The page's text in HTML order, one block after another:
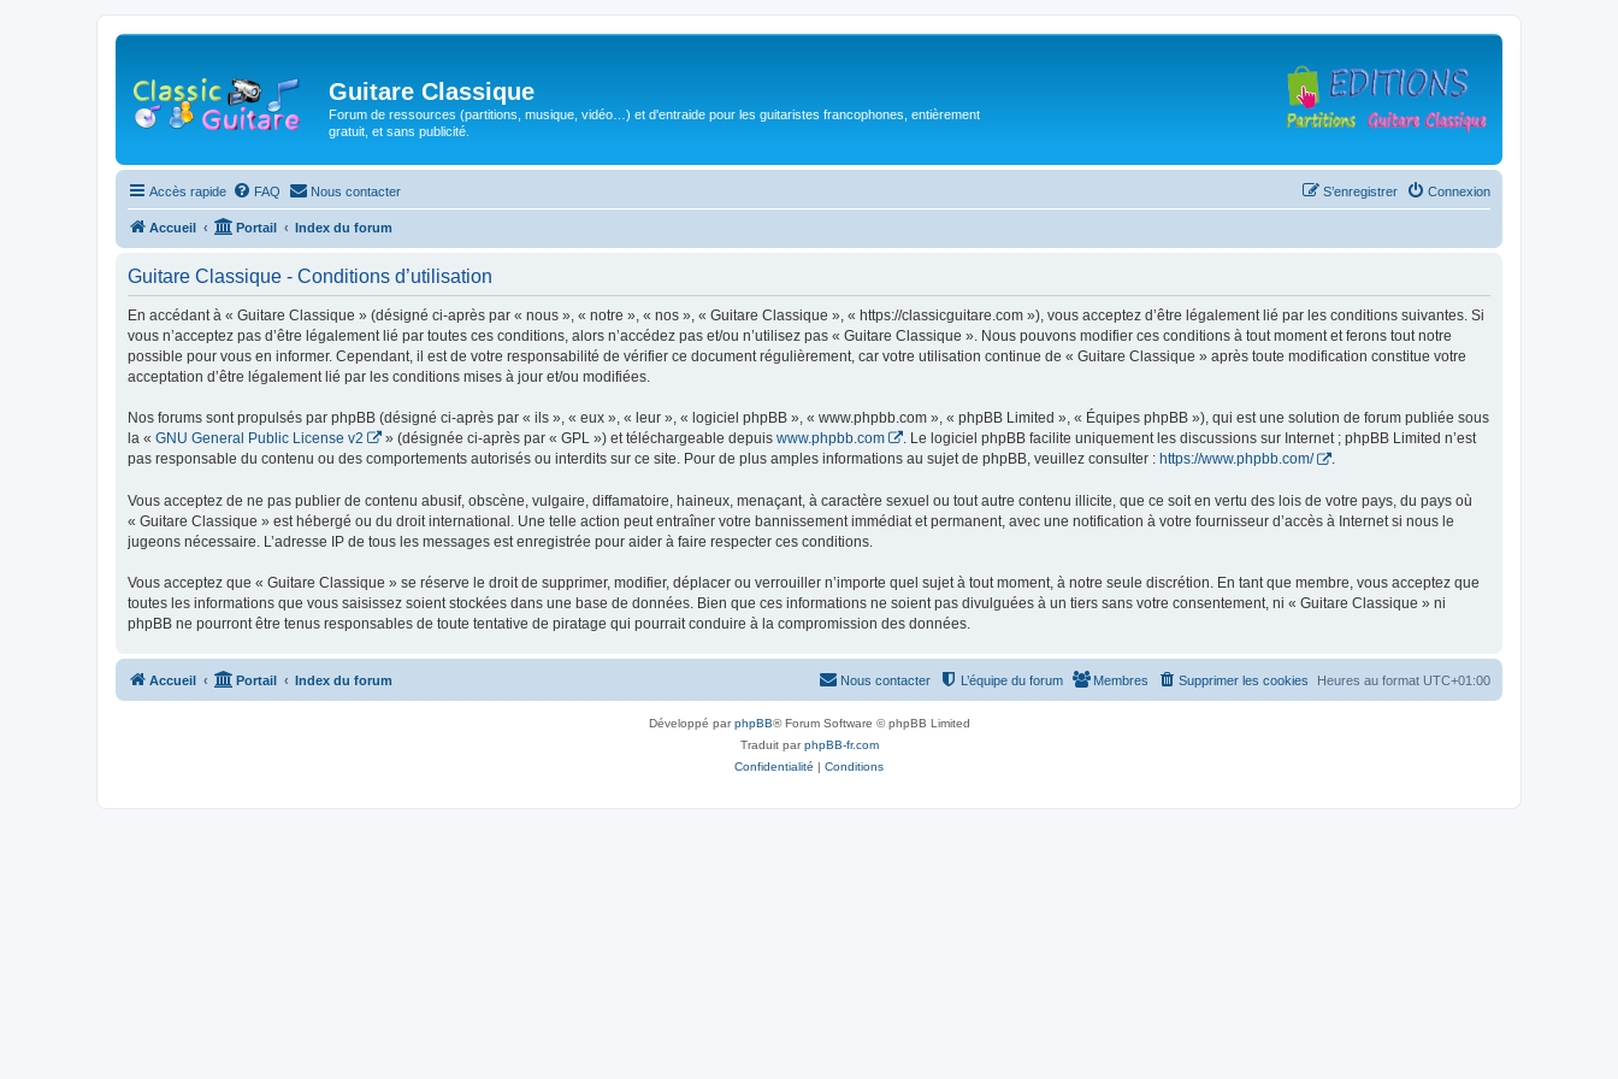
Guitare Classique
Forum de ressources (partitions, musique, vidéo…) et d'entraide pour les guitaristes francophones, entièrement
gratuit, et sans publicité.
Accès rapide FAQ Nous contacter Connexion
S’enregistrer
Accueil Portail Index du forum
Guitare Classique - Conditions d’utilisation
En accédant à « Guitare Classique » (désigné ci-après par « nous », « notre », « nos », « Guitare Classique », « https://classicguitare.com »), vous acceptez d’être légalement lié par les conditions suivantes. Si
vous n’acceptez pas d’être légalement lié par toutes ces conditions, alors n’accédez pas et/ou n’utilisez pas « Guitare Classique ». Nous pouvons modifier ces conditions à tout moment et ferons tout notre
possible pour vous en informer. Cependant, il est de votre responsabilité de vérifier ce document régulièrement, car votre utilisation continue de « Guitare Classique » après toute modification constitue votre
acceptation d’être légalement lié par les conditions mises à jour et/ou modifiées.
Nos forums sont propulsés par phpBB (désigné ci-après par « ils », « eux », « leur », « logiciel phpBB », « www.phpbb.com », « phpBB Limited », « Équipes phpBB »), qui est une solution de forum publiée sous
la « GNU General Public License v2 » (désignée ci-après par « GPL ») et téléchargeable depuis www.phpbb.com
. Le logiciel phpBB facilite uniquement les discussions sur Internet ; phpBB Limited n’est
pas responsable du contenu ou des comportements autorisés ou interdits sur ce site. Pour de plus amples informations au sujet de phpBB, veuillez consulter : https://www.phpbb.com/ .
Vous acceptez de ne pas publier de contenu abusif, obscène, vulgaire, diffamatoire, haineux, menaçant, à caractère sexuel ou tout autre contenu illicite, que ce soit en vertu des lois de votre pays, du pays où
« Guitare Classique » est hébergé ou du droit international. Une telle action peut entraîner votre bannissement immédiat et permanent, avec une notification à votre fournisseur d’accès à Internet si nous le
jugeons nécessaire. L’adresse IP de tous les messages est enregistrée pour aider à faire respecter ces conditions.
Vous acceptez que « Guitare Classique » se réserve le droit de supprimer, modifier, déplacer ou verrouiller n’importe quel sujet à tout moment, à notre seule discrétion. En tant que membre, vous acceptez que
toutes les informations que vous saisissez soient stockées dans une base de données. Bien que ces informations ne soient pas divulguées à un tiers sans votre consentement, ni « Guitare Classique » ni
phpBB ne pourront être tenus responsables de toute tentative de piratage qui pourrait conduire à la compromission des données.
Accueil Portail Index du forum Heures au format UTC+01:00
Supprimer les cookies
Membres
L’équipe du forum
Nous contacter
Développé parphpBB® Forum Software © phpBB Limited
Traduit parphpBB-fr.com
Confidentialité | Conditions